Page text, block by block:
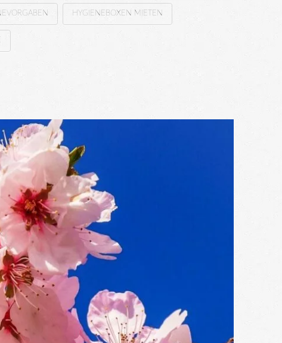
HYGIENEBOXEN MIETEN